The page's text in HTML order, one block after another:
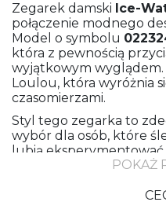
Zegarek damski Ice-
połączenie modnego
Model o symbolu
która z pewnością
wyjątkowym wyglądem.
Loulou, która wyróżnia
czasomierzami.
Styl tego zegarka to
wybór dla osób, które
lubią eksperymentować
wysokiej jakości silikon,
czystości. Biały kolor
POKAŻ